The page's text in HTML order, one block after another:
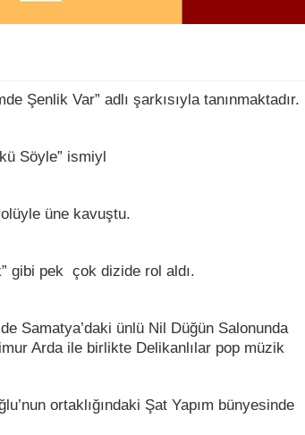
Şenlik Var” adlı şarkısıyla tanınmaktadır.
Söyle” ismiyl
üne kavuştu.
gibi pek çok dizide rol aldı.
Samatya’daki ünlü Nil Düğün Salonunda
Arda ile birlikte Delikanlılar pop müzik
ortaklığındaki Şat Yapım bünyesinde